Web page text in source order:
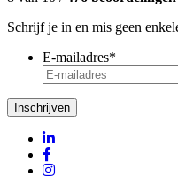
Schrijf je in en mis geen
E-mailadres*
Inschrijven